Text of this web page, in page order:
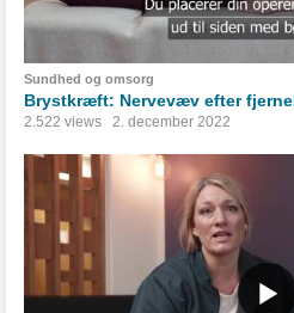
Sundhed og omsorg
Brystkræft: Nervevæv efter
2.522 views 2. december 2022